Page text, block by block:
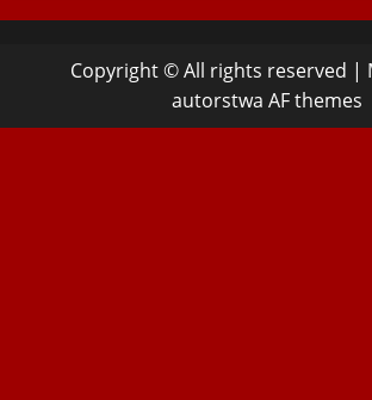
Copyright © All rights reserved |
autorstwa AF themes